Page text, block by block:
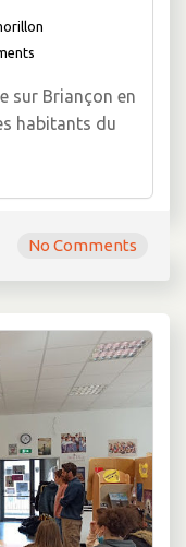
sur Briançon en
habitants du
No Comments